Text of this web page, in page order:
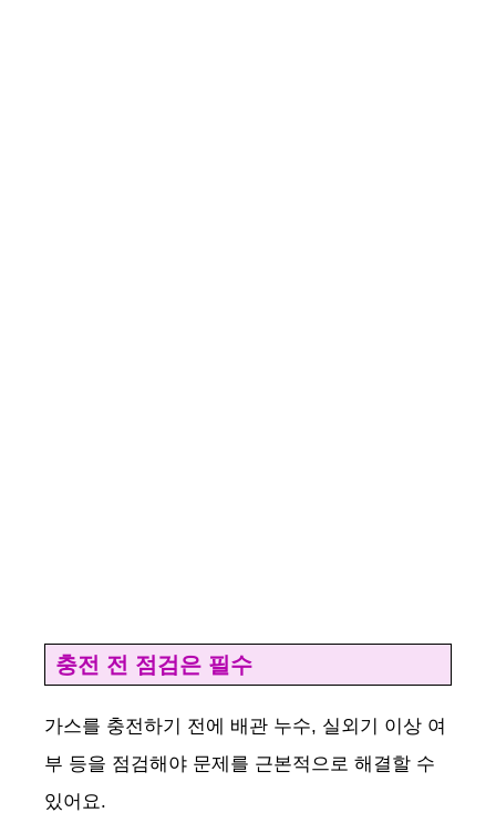
충전 전 점검은 필수
가스를 충전하기 전에 배관 누수, 실외기 이상 여
부 등을 점검해야 문제를 근본적으로 해결할 수
있어요.